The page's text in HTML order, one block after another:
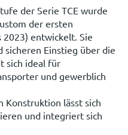
der Serie TCE wurde
der ersten
2023) entwickelt. Sie
Einstieg über die
sich ideal für
und gewerblich
Konstruktion lässt sich
und integriert sich